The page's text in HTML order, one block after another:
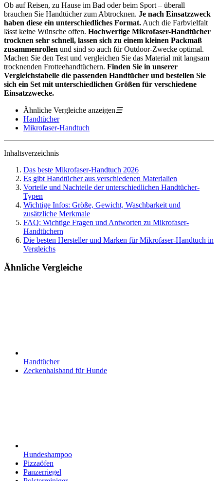
Ob auf Reisen, zu Hause im Bad oder beim Sport – überall
brauchen Sie Handtücher zum Abtrocknen. Je nach Einsatzzweck
haben diese ein unterschiedliches Format. Auch die Farbvielfalt
lässt keine Wünsche offen. Hochwertige Mikrofaser-Handtücher
trocknen sehr schnell, lassen sich zu einem kleinen Packmaß
zusammenrollen und sind so auch für Outdoor-Zwecke optimal.
Machen Sie den Test und vergleichen Sie das Material mit langsam
trocknenden Frotteehandtüchern. Finden Sie in unserer
Vergleichstabelle die passenden Handtücher und bestellen Sie
sich ein Set mit unterschiedlichen Größen für verschiedene
Einsatzzwecke.
Ähnliche Vergleiche anzeigen☰
Handtücher
Mikrofaser-Handtuch
Inhaltsverzeichnis
Das beste Mikrofaser-Handtuch 2026
Es gibt Handtücher aus verschiedenen Materialien
Vorteile und Nachteile der unterschiedlichen Handtücher-
Typen
Wichtige Infos: Größe, Gewicht, Waschbarkeit und
zusätzliche Merkmale
FAQ: Wichtige Fragen und Antworten zu Mikrofaser-
Handtüchern
Die besten Hersteller und Marken für Mikrofaser-Handtuch in
Vergleichs
Ähnliche Vergleiche
Handtücher
Zeckenhalsband für Hunde
Hundeshampoo
Pizzaöfen
Panzerriegel